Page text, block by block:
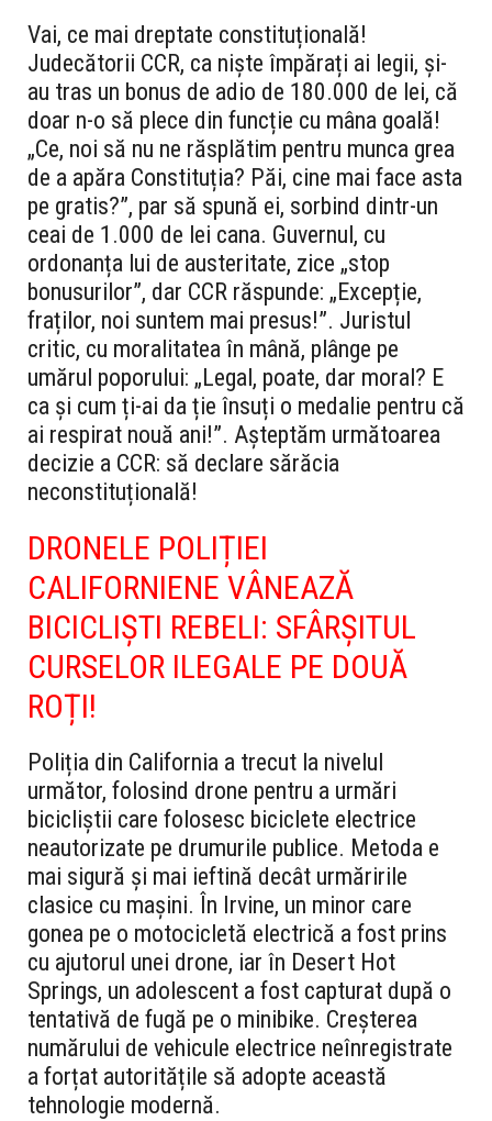
Vai, ce mai dreptate constituțională!
Judecătorii CCR, ca niște împărați ai legii, și-
au tras un bonus de adio de 180.000 de lei, că
doar n-o să plece din funcție cu mâna goală!
„Ce, noi să nu ne răsplătim pentru munca grea
de a apăra Constituția? Păi, cine mai face asta
pe gratis?”, par să spună ei, sorbind dintr-un
ceai de 1.000 de lei cana. Guvernul, cu
ordonanța lui de austeritate, zice „stop
bonusurilor”, dar CCR răspunde: „Excepție,
fraților, noi suntem mai presus!”. Juristul
critic, cu moralitatea în mână, plânge pe
umărul poporului: „Legal, poate, dar moral? E
ca și cum ți-ai da ție însuți o medalie pentru că
ai respirat nouă ani!”. Așteptăm următoarea
decizie a CCR: să declare sărăcia
neconstituțională!
DRONELE POLIȚIEI
CALIFORNIENE VÂNEAZĂ
BICICLIȘTI REBELI: SFÂRȘITUL
CURSELOR ILEGALE PE DOUĂ
ROȚI!
Poliția din California a trecut la nivelul
următor, folosind drone pentru a urmări
bicicliștii care folosesc biciclete electrice
neautorizate pe drumurile publice. Metoda e
mai sigură și mai ieftină decât urmăririle
clasice cu mașini. În Irvine, un minor care
gonea pe o motocicletă electrică a fost prins
cu ajutorul unei drone, iar în Desert Hot
Springs, un adolescent a fost capturat după o
tentativă de fugă pe o minibike. Creșterea
numărului de vehicule electrice neînregistrate
a forțat autoritățile să adopte această
tehnologie modernă.